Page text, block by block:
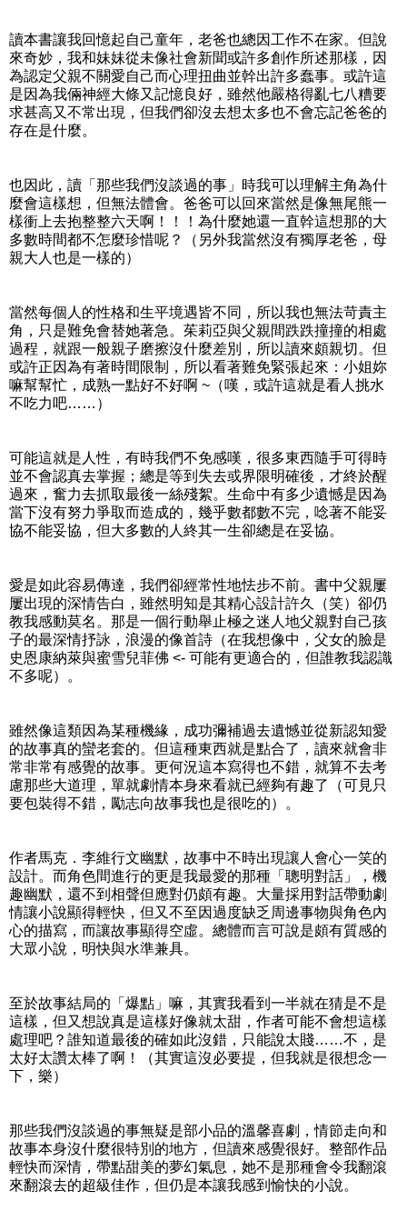
讀本書讓我回憶起自己童年，老爸也總因工作不在家。但說
來奇妙，我和妹妹從未像社會新聞或許多創作所述那樣，因
為認定父親不關愛自己而心理扭曲並幹出許多蠢事。或許這
是因為我倆神經大條又記憶良好，雖然他嚴格得亂七八糟要
求甚高又不常出現，但我們卻沒去想太多也不會忘記爸爸的
存在是什麼。
也因此，讀「那些我們沒談過的事」時我可以理解主角為什
麼會這樣想，但無法體會。爸爸可以回來當然是像無尾熊一
樣衝上去抱整整六天啊！！！為什麼她還一直幹這想那的大
多數時間都不怎麼珍惜呢？（另外我當然沒有獨厚老爸，母
親大人也是一樣的）
當然每個人的性格和生平境遇皆不同，所以我也無法苛責主
角，只是難免會替她著急。茱莉亞與父親間跌跌撞撞的相處
過程，就跟一般親子磨擦沒什麼差別，所以讀來頗親切。但
或許正因為有著時間限制，所以看著難免緊張起來：小姐妳
嘛幫幫忙，成熟一點好不好啊 ~（嘆，或許這就是看人挑水
不吃力吧……）
可能這就是人性，有時我們不免感嘆，很多東西隨手可得時
並不會認真去掌握；總是等到失去或界限明確後，才終於醒
過來，奮力去抓取最後一絲殘絮。生命中有多少遺憾是因為
當下沒有努力爭取而造成的，幾乎數都數不完，唸著不能妥
協不能妥協，但大多數的人終其一生卻總是在妥協。
愛是如此容易傳達，我們卻經常性地怯步不前。書中父親屢
屢出現的深情告白，雖然明知是其精心設計許久（笑）卻仍
教我感動莫名。那是一個行動舉止極之迷人地父親對自己孩
子的最深情抒詠，浪漫的像首詩（在我想像中，父女的臉是
史恩康納萊與蜜雪兒菲佛 <- 可能有更適合的，但誰教我認識
不多呢）。
雖然像這類因為某種機緣，成功彌補過去遺憾並從新認知愛
的故事真的蠻老套的。但這種東西就是點合了，讀來就會非
常非常有感覺的故事。更何況這本寫得也不錯，就算不去考
慮那些大道理，單就劇情本身來看就已經夠有趣了（可見只
要包裝得不錯，勵志向故事我也是很吃的）。
作者馬克．李維行文幽默，故事中不時出現讓人會心一笑的
設計。而角色間進行的更是我最愛的那種「聰明對話」，機
趣幽默，還不到相聲但應對仍頗有趣。大量採用對話帶動劇
情讓小說顯得輕快，但又不至因過度缺乏周邊事物與角色內
心的描寫，而讓故事顯得空虛。總體而言可說是頗有質感的
大眾小說，明快與水準兼具。
至於故事結局的「爆點」嘛，其實我看到一半就在猜是不是
這樣，但又想說真是這樣好像就太甜，作者可能不會想這樣
處理吧？誰知道最後的確如此沒錯，只能說太賤……不，是
太好太讚太棒了啊！（其實這沒必要提，但我就是很想念一
下，樂）
那些我們沒談過的事無疑是部小品的溫馨喜劇，情節走向和
故事本身沒什麼很特別的地方，但讀來感覺很好。整部作品
輕快而深情，帶點甜美的夢幻氣息，她不是那種會令我翻滾
來翻滾去的超級佳作，但仍是本讓我感到愉快的小說。